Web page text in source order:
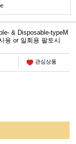
& Disposable-typeM
용 or 일회용 팔토시
관심상품